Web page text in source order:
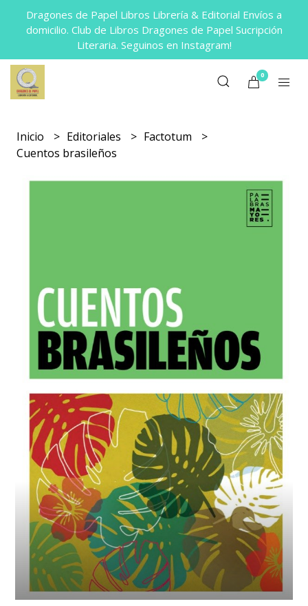
Dragones de Papel Libros Librería & Editorial Envíos a
domicilio. Club de Libros Dragones de Papel Sucripción
Literaria. Seguinos en Instagram!
0
Inicio Editoriales
Factotum
Cuentos brasileños